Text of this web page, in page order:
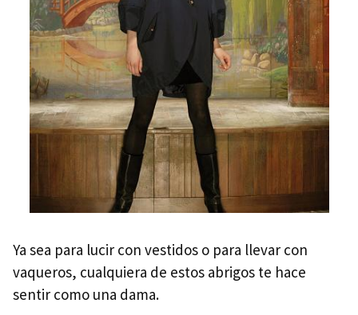
Ya sea para lucir con vestidos o para llevar con
vaqueros, cualquiera de estos abrigos te hace
sentir como una dama.